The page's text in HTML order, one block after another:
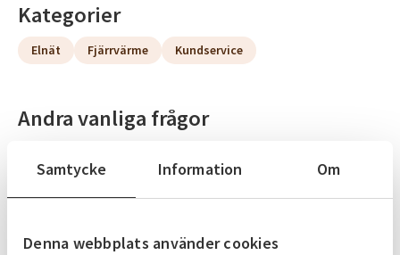
Samtycke Information Om
Denna webbplats använder cookies
Kategorier
Elnät Fjärrvärme Kundservice
Andra vanliga frågor
HAN-port?